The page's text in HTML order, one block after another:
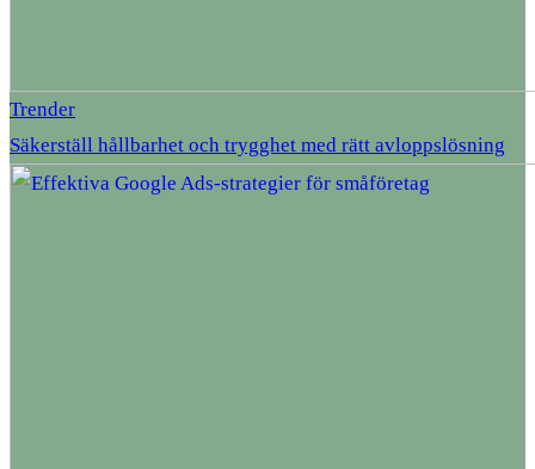
Trender
Säkerställ hållbarhet och trygghet med rätt avloppslösning